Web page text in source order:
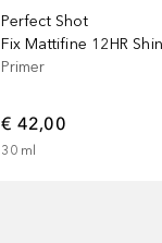
Perfect Shot
Fix Mattifine 12HR
Primer
€ 42,00
30 ml